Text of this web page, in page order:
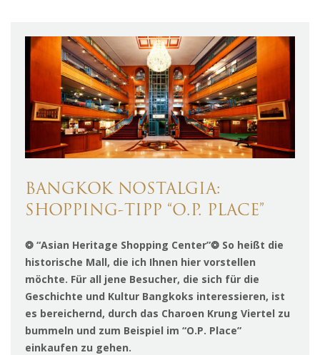
BANGKOK NOSTALGIA:
SHOPPING-TIPP “O.P. PLACE”
❂ “Asian Heritage Shopping Center”❂ So heißt die
historische Mall, die ich Ihnen hier vorstellen
möchte. Für all jene Besucher, die sich für die
Geschichte und Kultur Bangkoks interessieren, ist
es bereichernd, durch das Charoen Krung Viertel zu
bummeln und zum Beispiel im “O.P. Place”
einkaufen zu gehen.